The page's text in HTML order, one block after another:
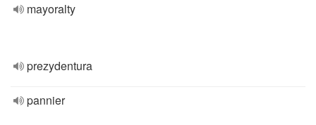
mayoralty
prezydentura
pannier